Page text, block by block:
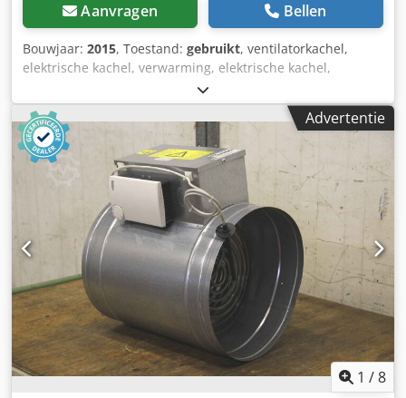
Aanvragen Bellen
Bouwjaar: 2015, Toestand: gebruikt, ventilatorkachel,
elektrische kachel, verwarming, elektrische kachel,
elektrische ventilatorkachel, warmtewisselaar,
luchtverwarmer, luchtverwarmer, kanaalluchtverwarmer,
kanaalluchtverwarmer -Eltra.: 1BGL1CE04001 -Vermogen:
30 kW -Spanning: 467 VAC Dodpfx Aefixa Hslrjck -
Afmetingen: 460/350/H535 mm -Gewicht: 23 kg
Advertentie
1 /8